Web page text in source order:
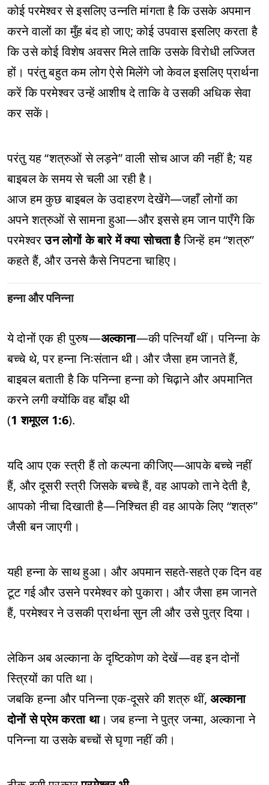
कोई परमेश्वर से इसलिए उन्नति मांगता है कि उसके अपमान
करने वालों का मुँह बंद हो जाए; कोई उपवास इसलिए करता है
कि उसे कोई विशेष अवसर मिले ताकि उसके विरोधी लज्जित
हों। परंतु बहुत कम लोग ऐसे मिलेंगे जो केवल इसलिए प्रार्थना
करें कि परमेश्वर उन्हें आशीष दे ताकि वे उसकी अधिक सेवा
कर सकें।
परंतु यह “शत्रुओं से लड़ने” वाली सोच आज की नहीं है; यह
बाइबल के समय से चली आ रही है।
आज हम कुछ बाइबल के उदाहरण देखेंगे—जहाँ लोगों का
अपने शत्रुओं से सामना हुआ—और इससे हम जान पाएँगे कि
परमेश्वरउन लोगों के बारे में क्या सोचता हैजिन्हें हम “शत्रु”
कहते हैं, और उनसे कैसे निपटना चाहिए।
हन्ना और पनिन्ना
ये दोनों एक ही पुरुष—अल्काना—की पत्नियाँ थीं। पनिन्ना के
बच्चे थे, पर हन्ना निःसंतान थी। और जैसा हम जानते हैं,
बाइबल बताती है कि पनिन्ना हन्ना को चिढ़ाने और अपमानित
करने लगी क्योंकि वह बाँझ थी
(1 शमूएल 1:6).
यदि आप एक स्त्री हैं तो कल्पना कीजिए—आपके बच्चे नहीं
हैं, और दूसरी स्त्री जिसके बच्चे हैं, वह आपको ताने देती है,
आपको नीचा दिखाती है—निश्चित ही वह आपके लिए “शत्रु”
जैसी बन जाएगी।
यही हन्ना के साथ हुआ। और अपमान सहते-सहते एक दिन वह
टूट गई और उसने परमेश्वर को पुकारा। और जैसा हम जानते
हैं, परमेश्वर ने उसकी प्रार्थना सुन ली और उसे पुत्र दिया।
लेकिन अब अल्काना के दृष्टिकोण को देखें—वह इन दोनों
स्त्रियों का पति था।
जबकि हन्ना और पनिन्ना एक-दूसरे की शत्रु थीं,अल्काना
दोनों से प्रेम करता था। जब हन्ना ने पुत्र जन्मा, अल्काना ने
पनिन्ना या उसके बच्चों से घृणा नहीं की।